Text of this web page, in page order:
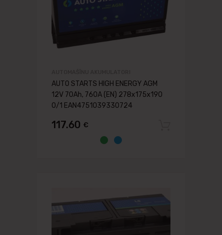
AUTO STARTS HIGH ENERGY AGM
12V 70Ah, 760A (EN) 278x175x190
0/1 EAN4751039330724
117.60 €